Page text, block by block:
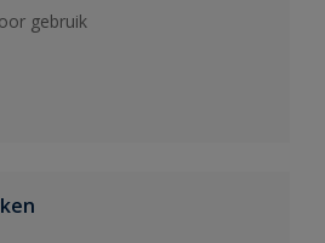
gebruik